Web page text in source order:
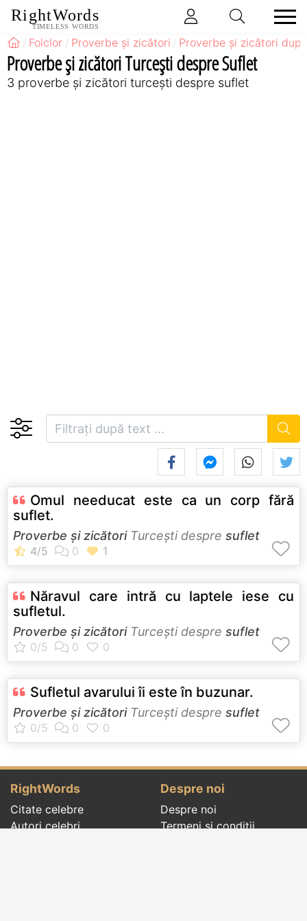
RightWords
TIMELESS WORDS
Folclor Proverbe și zicători Proverbe și zicători
Proverbe și zicători Turceşti despre Suflet
3 proverbe și zicători turceşti despre suflet
Omul needucat este ca un corp fără
suflet.
Proverbe și zicătoriTurceşti despre suflet
Năravul care intră cu laptele iese cu
sufletul.
Proverbe și zicătoriTurceşti despre suflet
Sufletul avarului îi este în buzunar.
Proverbe și zicătoriTurceşti despre suflet
RightWords
Citate celebre
Autori celebri
Despre noi
Despre noi
Termeni și condiții